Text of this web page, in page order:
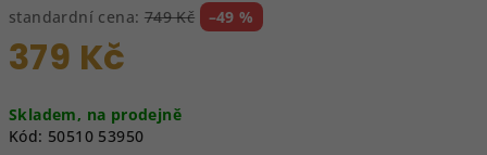
standardní cena: 749 Kč –49 %
379 Kč
cena:
Skladem, na prodejně
Kód: 50510 53950